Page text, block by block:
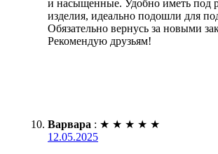
и насыщенные. Удобно иметь под
изделия, идеально подошли для
Обязательно вернусь за новыми
Рекомендую друзьям!
Варвара : ★ ★ ★ ★ ★
12.05.2025